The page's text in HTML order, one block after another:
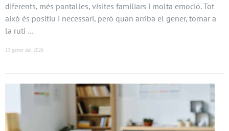
diferents, més pantalles, visites familiars i molta emoció. Tot
això és positiu i necessari, però quan arriba el gener, tornar a
la ruti …
13 gener del 2026